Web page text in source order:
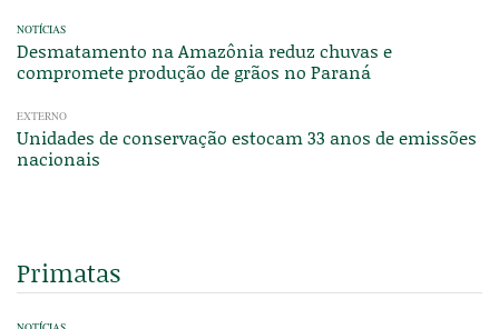
NOTÍCIAS
Desmatamento na Amazônia reduz chuvas e
compromete produção de grãos no Paraná
EXTERNO
Unidades de conservação estocam 33 anos de emissões
nacionais
Primatas